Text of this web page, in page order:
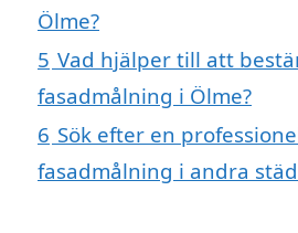
Ölme?
5 Vad hjälper till att
fasadmålning i Ölme?
6 Sök efter en
fasadmålning i andra